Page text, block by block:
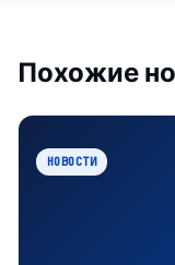
Похожие
НОВОСТИ